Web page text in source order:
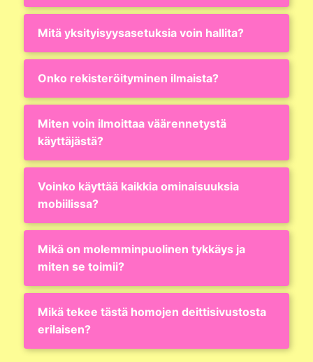
Mitä yksityisyysasetuksia voin hallita?
Onko rekisteröityminen ilmaista?
Miten voin ilmoittaa väärennetystä
käyttäjästä?
Voinko käyttää kaikkia ominaisuuksia
mobiilissa?
Mikä on molemminpuolinen tykkäys ja
miten se toimii?
Mikä tekee tästä homojen deittisivustosta
erilaisen?